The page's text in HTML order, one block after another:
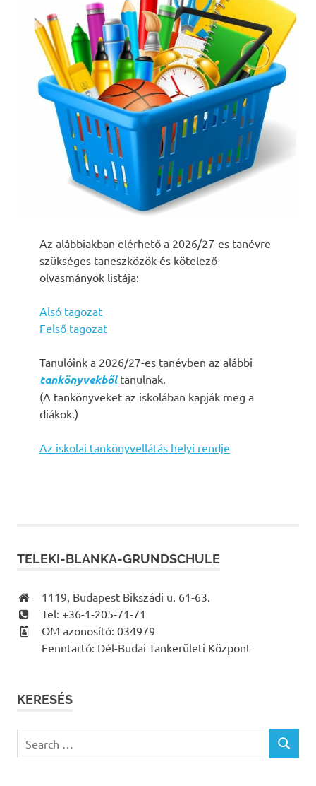
Az alábbiakban elérhető a 2026/27-es tanévre
szükséges taneszközök és kötelező
olvasmányok listája:
Alsó tagozat
Felső tagozat
Tanulóink a 2026/27-es tanévben az alábbi
tankönyvekbőltanulnak.
(A tankönyveket az iskolában kapják meg a
diákok.)
Az iskolai tankönyvellátás helyi rendje
TELEKI-BLANKA-GRUNDSCHULE
1119, Budapest Bikszádi u. 61-63.
Tel: +36-1-205-71-71
OM azonosító: 034979
Fenntartó: Dél-Budai Tankerületi Központ
KERESÉS
for:
SEARCH